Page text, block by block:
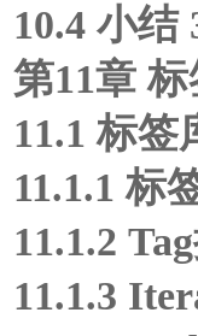
10.4 小结
第11章
11.1 标签
11.1.1 标
11.1.2
11.1.3